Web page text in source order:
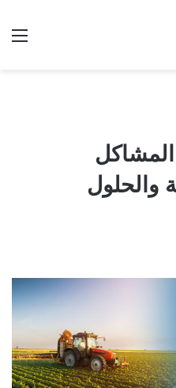
والحلول